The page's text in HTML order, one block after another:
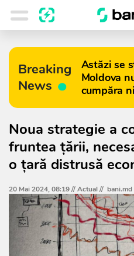
Breaking
News
Astăzi se
Moldova
cumpăra
Noua strategie a
fruntea ţării,
o ţară distrusă
20 Mai 2024, 08:19 //Actual// bani.md